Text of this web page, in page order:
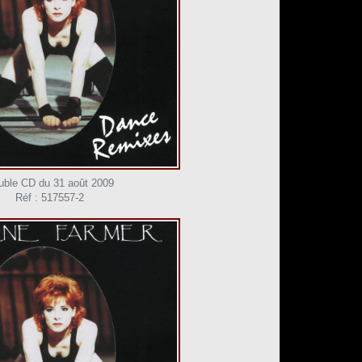
CD du 31 août 2009
Réf : 517557-2